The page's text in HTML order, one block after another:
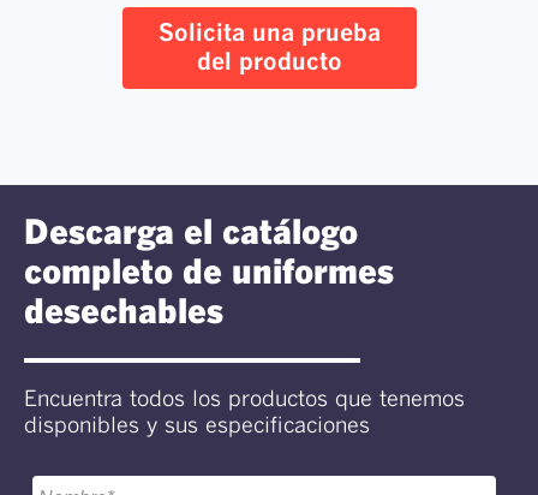
Solicita una prueba
del producto
Descarga el catálogo
completo de uniformes
desechables
Encuentra todos los productos que tenemos
disponibles y sus especificaciones